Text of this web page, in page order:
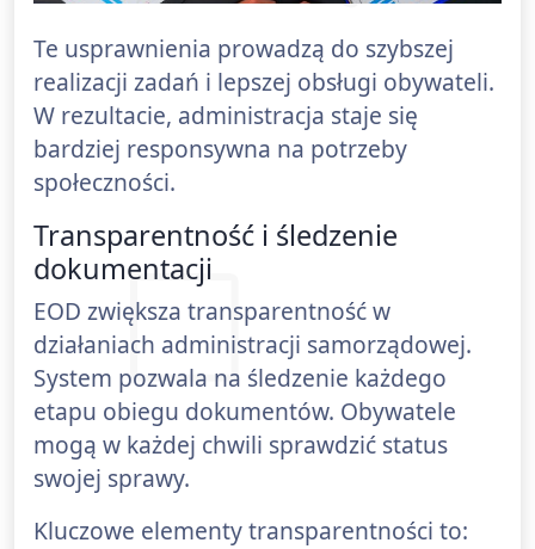
Te usprawnienia prowadzą do szybszej
realizacji zadań i lepszej obsługi obywateli.
W rezultacie, administracja staje się
bardziej responsywna na potrzeby
społeczności.
Transparentność i śledzenie
dokumentacji
EOD zwiększa transparentność w
działaniach administracji samorządowej.
System pozwala na śledzenie każdego
etapu obiegu dokumentów. Obywatele
mogą w każdej chwili sprawdzić status
swojej sprawy.
Kluczowe elementy transparentności to: